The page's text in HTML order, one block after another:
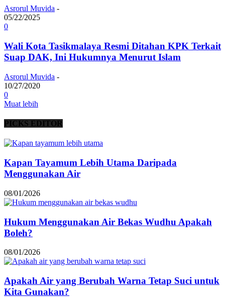
Asrorul Muvida -
05/22/2025
0
Wali Kota Tasikmalaya Resmi Ditahan KPK Terkait
Suap DAK, Ini Hukumnya Menurut Islam
Asrorul Muvida -
10/27/2020
0
Muat lebih
PICKS EDITOR
Kapan Tayamum Lebih Utama Daripada
Menggunakan Air
08/01/2026
Hukum Menggunakan Air Bekas Wudhu Apakah
Boleh?
08/01/2026
Apakah Air yang Berubah Warna Tetap Suci untuk
Kita Gunakan?